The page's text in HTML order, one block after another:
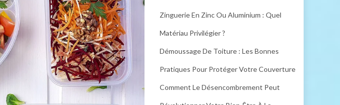
Zinguerie En Zinc Ou Aluminium : Quel
Matériau Privilégier ?
Démoussage De Toiture : Les Bonnes
Pratiques Pour Protéger Votre Couverture
Comment Le Désencombrement Peut